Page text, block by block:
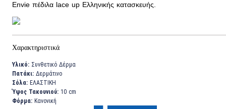
Envie πέδιλα lace up Ελληνικής κατασκευής.
Χαρακτηριστικά
Υλικό: Συνθετικό Δέρμα
Πατάκι: Δερμάτινο
Σόλα: ΕΛΑΣΤΙΚΗ
Ύψος Τακουνιού: 10 cm
Φόρμα: Κανονική